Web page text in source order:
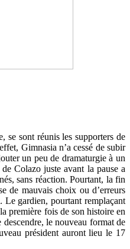
se sont réunis les supporters de
Gimnasia n’a cessé de subir
un peu de dramaturgie à un
de Colazo juste avant la pause a
sans réaction. Pourtant, la fin
de mauvais choix ou d’erreurs
Le gardien, pourtant remplaçant
première fois de son histoire en
le nouveau format de
président auront lieu le 17